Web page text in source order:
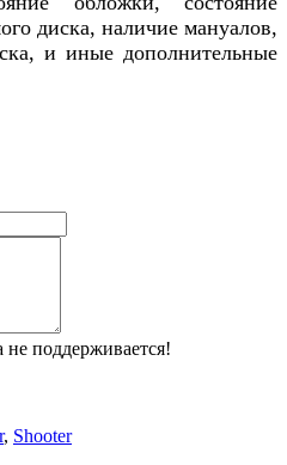
диска, наличие мануалов,
и иные дополнительные
не поддерживается!
, Shooter